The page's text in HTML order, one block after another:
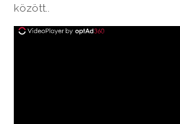
között..